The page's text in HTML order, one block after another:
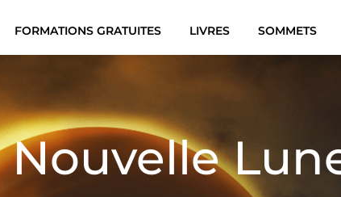
FORMATIONS GRATUITES LIVRES SOMMETS